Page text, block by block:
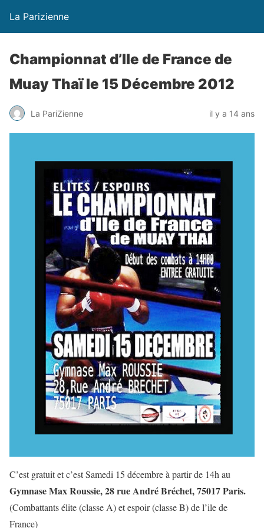
La Parizienne
Championnat d’Ile de France de
Muay Thaï le 15 Décembre 2012
La PariZienne il y a 14 ans
C’est gratuit et c’est Samedi 15 décembre à partir de 14h au
Gymnase Max Roussie, 28 rue André Bréchet, 75017 Paris.
(Combattants élite (classe A) et espoir (classe B) de l’ile de
France)